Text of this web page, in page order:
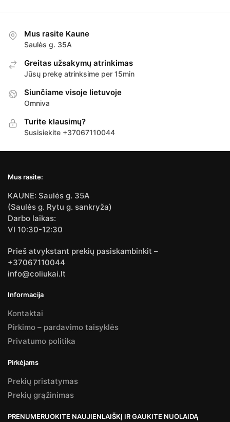
Mus rasite Kaune
Saulės g. 35A
Greitas užsakymų atrinkimas
Jūsų prekę atrinksime per 15min
Siunčiame visoje lietuvoje
Omniva
Turite klausimų?
Susisiekite +37067110044
Mus rasite:
KAUNE: Saulės g. 35A
(Saulės g. Rytu g. sankryža)
Darbo laikas:
VI 10:30-12:30
Prieš atvykstant prekių pasiskambinkit –
+37067110044
info@coliukai.lt
Informacija
Kontaktai
Pirkimo – pardavimo taisyklės
Privatumo politika
Pirkėjams
Prekių pristatymas
Prekių grąžinimas
PRENUMERUOKITE NAUJIENLAIŠKĮ IR GAUKITE NUOLAIDĄ